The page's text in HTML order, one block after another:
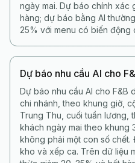
ngày mai. Dự báo chính xác
hàng; dự báo bằng AI
25% với menu có biến động
Dự báo nhu cầu AI cho
Dự báo nhu cầu AI cho F&B
chi nhánh, theo khung giờ,
Trung Thu, cuối tuần lương,
khách ngày mai theo
không phải một con số
kho và xếp ca. Trên dữ liệu